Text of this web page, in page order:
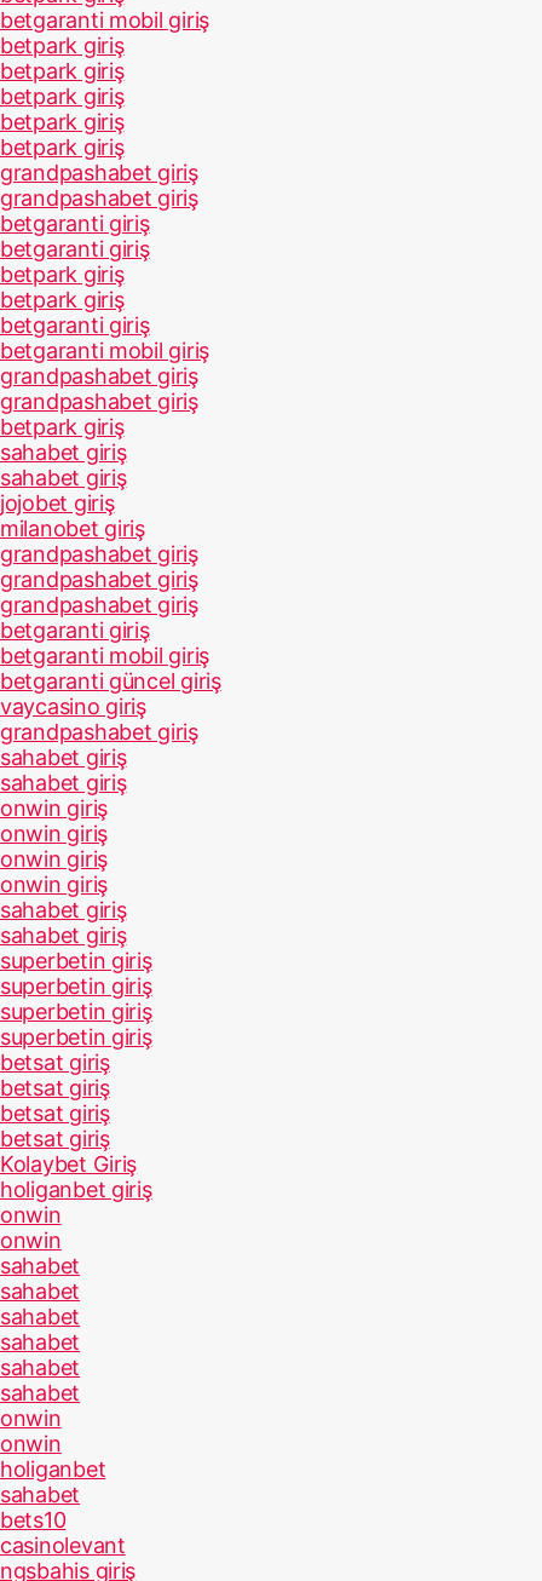
betgaranti mobil giriş
betpark giriş
betpark giriş
betpark giriş
betpark giriş
betpark giriş
grandpashabet giriş
grandpashabet giriş
betgaranti giriş
betgaranti giriş
betpark giriş
betpark giriş
betgaranti giriş
betgaranti mobil giriş
grandpashabet giriş
grandpashabet giriş
betpark giriş
sahabet giriş
sahabet giriş
jojobet giriş
milanobet giriş
grandpashabet giriş
grandpashabet giriş
grandpashabet giriş
betgaranti giriş
betgaranti mobil giriş
betgaranti güncel giriş
vaycasino giriş
grandpashabet giriş
sahabet giriş
sahabet giriş
onwin giriş
onwin giriş
onwin giriş
onwin giriş
sahabet giriş
sahabet giriş
superbetin giriş
superbetin giriş
superbetin giriş
superbetin giriş
betsat giriş
betsat giriş
betsat giriş
betsat giriş
Kolaybet Giriş
holiganbet giriş
onwin
onwin
sahabet
sahabet
sahabet
sahabet
sahabet
sahabet
onwin
onwin
holiganbet
sahabet
bets10
casinolevant
ngsbahis giriş